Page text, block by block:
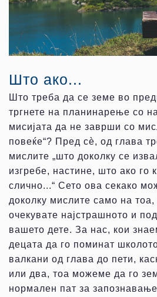
Што ако...
Што треба да се земе во
тргнете на планинарење со
мисијата да не заврши со
повеќе“? Пред сѐ, од глава
мислите „што доколку се
изгребе, настине, што ако го
слично...“ Сето ова секако
доколку мислите само на
очекувате најстрашното и
вашето дете. За нас, кои
децата да го поминат
валкани од глава до пети,
или два, тоа можеме да го
нормален пат за